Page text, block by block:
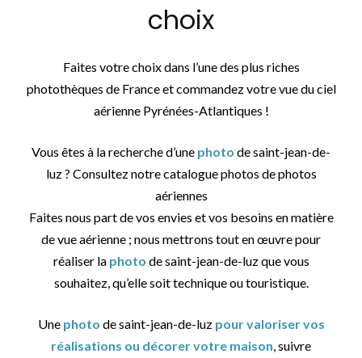
choix
Faites votre choix dans l’une des plus riches
photothèques de France et commandez votre vue du ciel
aérienne Pyrénées-Atlantiques !
Vous êtes à la recherche d’une photo de saint-jean-de-
luz ? Consultez notre catalogue photos de photos
aériennes
Faites nous part de vos envies et vos besoins en matière
de vue aérienne ; nous mettrons tout en œuvre pour
réaliser la photo de saint-jean-de-luz que vous
souhaitez, qu’elle soit technique ou touristique.
Une photo de saint-jean-de-luz pour valoriser vos
réalisations ou décorer votre maison, suivre